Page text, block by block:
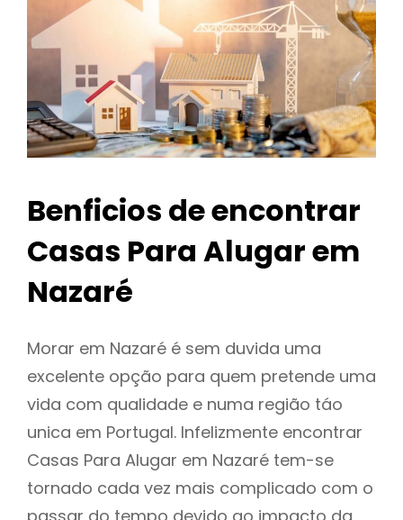
Benficios de encontrar
Casas Para Alugar em
Nazaré
Morar em Nazaré é sem duvida uma
excelente opção para quem pretende uma
vida com qualidade e numa região táo
unica em Portugal. Infelizmente encontrar
Casas Para Alugar em Nazaré tem-se
tornado cada vez mais complicado com o